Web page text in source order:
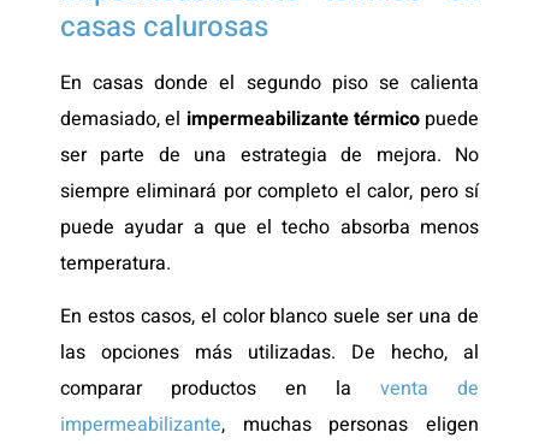
casas calurosas
En casas donde el segundo piso se calienta
demasiado, el impermeabilizante térmicopuede
ser parte de una estrategia de mejora. No
siempre eliminará por completo el calor, pero sí
puede ayudar a que el techo absorba menos
temperatura.
En estos casos, el color blanco suele ser una de
las opciones más utilizadas. De hecho, al
comparar productos en la venta de
impermeabilizante, muchas personas eligen